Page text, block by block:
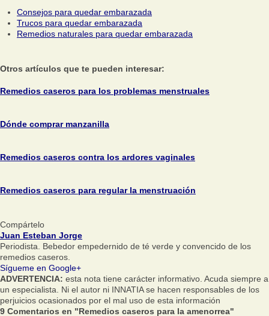
Consejos para quedar embarazada
Trucos para quedar embarazada
Remedios naturales para quedar embarazada
Otros artículos que te pueden interesar:
Remedios caseros para los problemas menstruales
Dónde comprar manzanilla
Remedios caseros contra los ardores vaginales
Remedios caseros para regular la menstruación
Compártelo
Juan Esteban Jorge
Periodista. Bebedor empedernido de té verde y convencido de los
remedios caseros.
Sígueme en Google+
ADVERTENCIA: esta nota tiene carácter informativo. Acuda siempre a
un especialista. Ni el autor ni INNATIA se hacen responsables de los
perjuicios ocasionados por el mal uso de esta información
9 Comentarios en "Remedios caseros para la amenorrea"